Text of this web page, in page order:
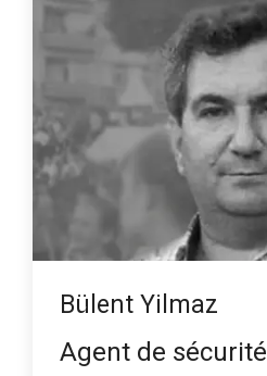
Bülent Yilmaz
Agent de sécurité